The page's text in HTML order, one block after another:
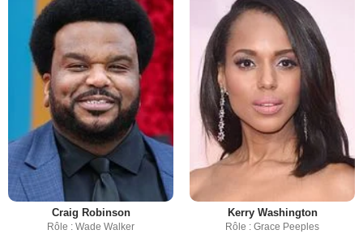
Craig Robinson
Rôle : Wade Walker
Kerry Washington
Rôle : Grace Peeples